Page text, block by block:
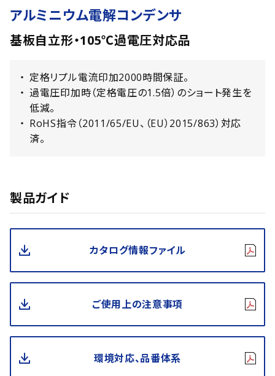
アルミニウム電解コンデンサ
基板自立形・105℃過電圧対応品
定格リプル電流印加2000時間保証。
過電圧印加時（定格電圧の1.5倍）のショート発生を
低減。
RoHS指令（2011/65/EU、（EU）2015/863）対応
済。
製品ガイド
カタログ情報ファイル
ご使用上の注意事項
環境対応、品番体系